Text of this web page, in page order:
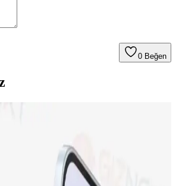
0 Beğen
iPhone 17 arasındaki fiyat farkı, teknik
zorlukları, üretim maliyetleri ve Apple'ın
Bu farkın detayları inceleniyor.